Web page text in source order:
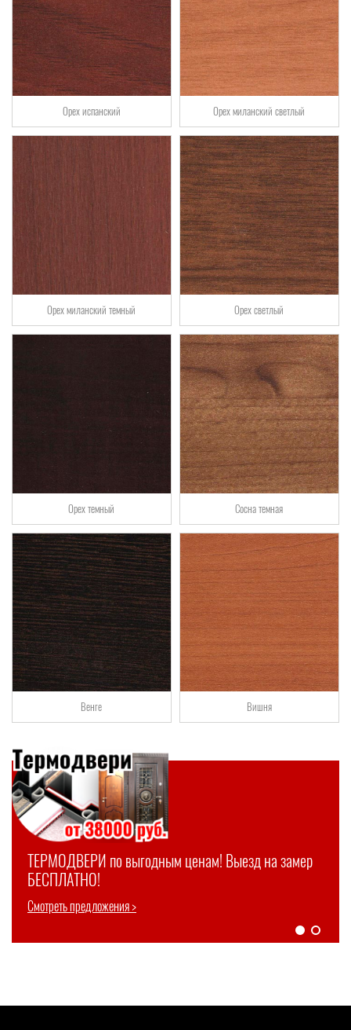
Орех испанский Орех миланский светлый
Орех миланский темный Орех светлый
Орех темный Сосна темная
Венге Вишня
Смотреть предложения >
ТЕРМОДВЕРИ по выгодным ценам! Выезд на замер
БЕСПЛАТНО!
Смотреть предложения >